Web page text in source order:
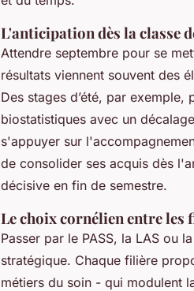
L'anticipation dès la classe
Attendre septembre pour se
résultats viennent souvent des
Des stages d’été, par
biostatistiques avec un
s'appuyer sur
de consolider ses acquis dès
décisive en fin de semestre.
Le choix cornélien entre les
Passer par le PASS, la LAS ou
stratégique. Chaque filière
métiers du soin - qui modulent